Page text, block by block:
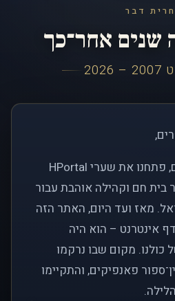
דבר
שנים אחר־כך
לפני כמעט שני עשורים, פתחנו את שערי HPortal
בית חם וקהילה אוהבת עבור
מאז ועד היום, האתר הזה
אינטרנט – הוא היה
כולנו. מקום שבו נרקמו
פאנפיקים, והתקיימו